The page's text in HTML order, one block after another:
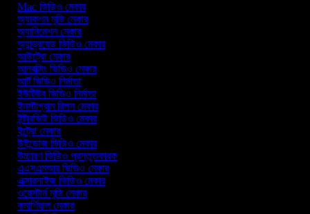
Mac ভিডিও মেকার
অ্যাকশন মুভি মেকার
অ্যানিমেশন মেকার
অ্যান্ড্রয়েড ভিডিও মেকার
আউট্রো মেকার
আনবক্সিং ভিডিও মেকার
আর্ট ভিডিও নির্মাতা
ইউটিউব ভিডিও নির্মাতা
ইনস্টাগ্রাম রিলস মেকার
ইন্টারভিউ ভিডিও মেকার
ইন্ট্রো মেকার
উইন্ডোজ ভিডিও মেকার
উচ্চারণ ভিডিও প্রস্তুতকারক
এএসএমআর ভিডিও মেকার
এক্সারসাইজ ভিডিও মেকার
ওয়েস্টার্ন মুভি মেকার
কমার্শিয়াল মেকার